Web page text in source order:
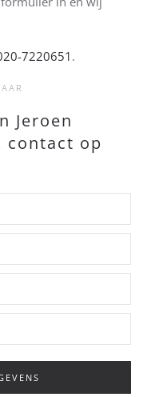
7220651.
Jeroen
contact op